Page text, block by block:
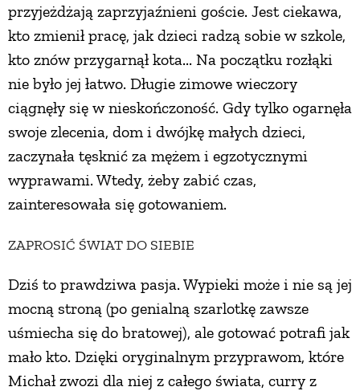
przyjeżdżają zaprzyjaźnieni goście. Jest ciekawa,
kto zmienił pracę, jak dzieci radzą sobie w szkole,
kto znów przygarnął kota... Na początku rozłąki
nie było jej łatwo. Długie zimowe wieczory
ciągnęły się w nieskończoność. Gdy tylko ogarnęła
swoje zlecenia, dom i dwójkę małych dzieci,
zaczynała tęsknić za mężem i egzotycznymi
wyprawami. Wtedy, żeby zabić czas,
zainteresowała się gotowaniem.
ZAPROSIĆ ŚWIAT DO SIEBIE
Dziś to prawdziwa pasja. Wypieki może i nie są jej
mocną stroną (po genialną szarlotkę zawsze
uśmiecha się do bratowej), ale gotować potrafi jak
mało kto. Dzięki oryginalnym przyprawom, które
Michał zwozi dla niej z całego świata, curry z
DODATKI
PRZETWORY
INNE